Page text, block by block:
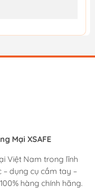
Mại XSAFE
Việt Nam trong lĩnh
dụng cụ cầm tay –
hàng chính hãng.